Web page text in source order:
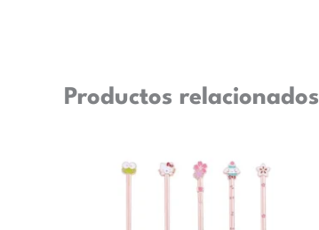
Productos relacionados